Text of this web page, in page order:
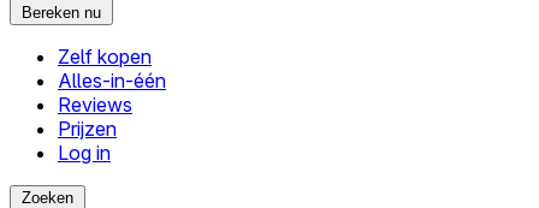
Bereken nu
Zelf kopen
Alles-in-één
Reviews
Prijzen
Log in
Zoeken